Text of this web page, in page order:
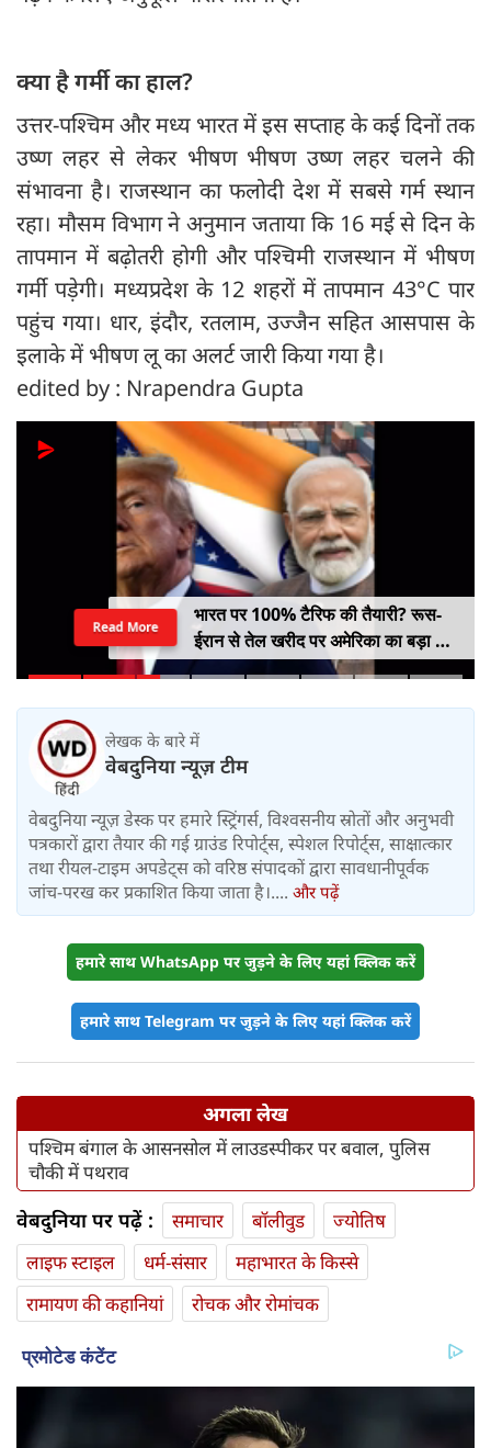
क्या है गर्मी का हाल?
उत्तर-पश्चिम और मध्य भारत में इस सप्ताह के कई दिनों तक
उष्ण लहर से लेकर भीषण भीषण उष्ण लहर चलने की
संभावना है। राजस्थान का फलोदी देश में सबसे गर्म स्थान
रहा। मौसम विभाग ने अनुमान जताया कि 16 मई से दिन के
तापमान में बढ़ोतरी होगी और पश्चिमी राजस्थान में भीषण
गर्मी पड़ेगी। मध्यप्रदेश के 12 शहरों में तापमान 43°C पार
पहुंच गया। धार, इंदौर, रतलाम, उज्जैन सहित आसपास के
इलाके में भीषण लू का अलर्ट जारी किया गया है।
edited by : Nrapendra Gupta
भारत पर 100% टैरिफ की तैयारी? रूस-
ईरान से तेल खरीद पर अमेरिका का बड़ा वार,
सीनेट में बिल पास
Read More
लेखक के बारे में
वेबदुनिया न्यूज़ टीम
वेबदुनिया न्यूज़ डेस्क पर हमारे स्ट्रिंगर्स, विश्वसनीय स्रोतों और अनुभवी
पत्रकारों द्वारा तैयार की गई ग्राउंड रिपोर्ट्स, स्पेशल रिपोर्ट्स, साक्षात्कार
तथा रीयल-टाइम अपडेट्स को वरिष्ठ संपादकों द्वारा सावधानीपूर्वक
जांच-परख कर प्रकाशित किया जाता है।.... और पढ़ें
हमारे साथ WhatsApp पर जुड़ने के लिए यहां क्लिक करें
हमारे साथ Telegram पर जुड़ने के लिए यहां क्लिक करें
अगला लेख
पश्चिम बंगाल के आसनसोल में लाउडस्पीकर पर बवाल, पुलिस
चौकी में पथराव
वेबदुनिया पर पढ़ें : समाचार बॉलीवुड
ज्योतिष
लाइफ स्‍टाइल
धर्म-संसार
महाभारत के किस्से
रामायण की कहानियां
रोचक और रोमांचक